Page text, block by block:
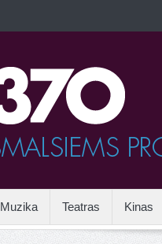
Muzika Teatras Kinas